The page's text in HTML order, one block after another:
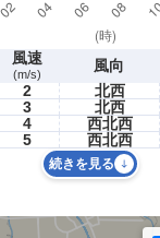
風速
(m/s) 風向
2 北西
3 北西
4 西北西
5 西北西
続きを見る